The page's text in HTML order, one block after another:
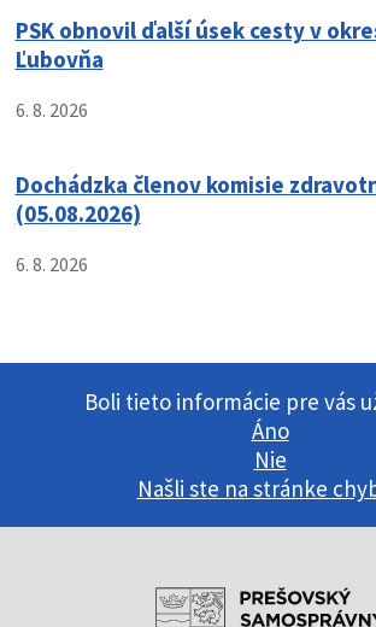
PSK obnovil ďalší úsek cesty v
Ľubovňa
6. 8. 2026
Dochádzka členov komisie
(05.08.2026)
6. 8. 2026
Boli tieto informácie pre vás
Áno
Nie
Našli ste na stránke